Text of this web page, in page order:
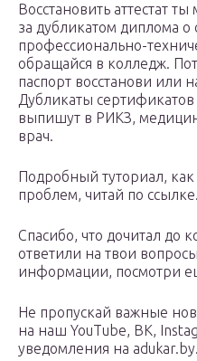
Восстановить аттестат
за дубликатом диплома
профессионально-
обращайся в колледж.
паспорт восстанови или
Дубликаты
выпишут в РИКЗ,
врач.
Подробный туториал, как
проблем, читай по ссылке.
Cпасибо, что дочитал до
ответили на твои
информации, посмотри
Не пропускай важные
на наш YouTube, ВК,
уведомления на adukar.by.